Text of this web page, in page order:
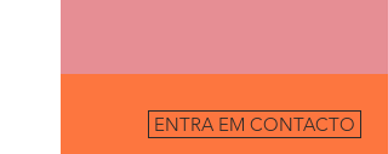
ENTRA EM CONTACTO